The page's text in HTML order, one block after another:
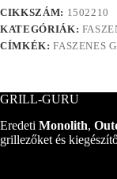
CIKKSZÁM: 1502210
KATEGÓRIÁK:
CÍMKÉK:FASZENES
GRILL-GURU
Eredeti Monolith,
grillezőket és